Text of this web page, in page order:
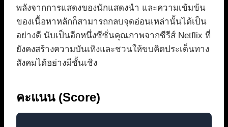
พลังจากการแสดงของนักแสดงนำ และความเข้มข้น
ของเนื้อหาหลักก็สามารถกลบจุดอ่อนเหล่านั้นได้เป็น
อย่างดี นับเป็นอีกหนึ่งซีซั่นคุณภาพจากซีรีส์ Netflix ที่
ยังคงสร้างความบันเทิงและชวนให้ขบคิดประเด็นทาง
สังคมได้อย่างมีชั้นเชิง
คะแนน (Score)